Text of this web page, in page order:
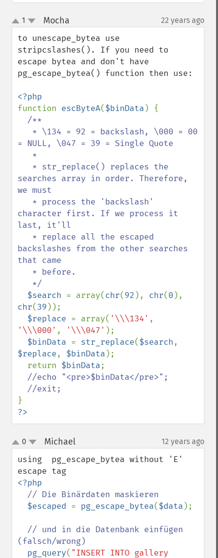
up
down
1 Mocha 22 years ago
to unescape_bytea use
stripcslashes(). If you need to
escape bytea and don't have
pg_escape_bytea() function then use:
function escByteA($binData ) {
/**
= NULL, \047 = 39 = Single Quote
searches array in order. Therefore,
we must
character first. If we process it
last, it'll
backslashes from the other searches
that came
$search = array(chr(92 ), chr(0
chr(39 ));
$replace = array( '\\\134'
'\\\000' , '\\\047' );
$binData = str_replace($search
$replace, $binData );
  return
$binData;
//echo "<pre>$binData</pre>";
?>
up
down
0 Michael¶ 12 years ago
using  pg_escape_bytea without 'E'
<?php
// Die Binärdaten maskieren
$escaped = pg_escape_bytea($data );
// und in die Datenbank einfügen
(falsch/wrong)
pg_query( "INSERT INTO gallery